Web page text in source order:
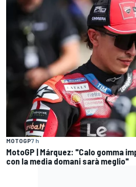
MOTOGP7 h
MotoGP | Márquez: "Calo gomma
con la media domani sarà meglio"